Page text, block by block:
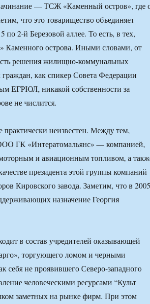
— ТСЖ «Каменный остров», где
что это товарищество объединяет
2-й Березовой аллее. То есть, в тех,
Каменного острова. Иными словами, от
решения жилищно-коммунальных
как спикер Совета Федерации
ЕГРЮЛ, никакой собственности за
не числится.
практически неизвестен. Между тем,
ГК «Интератомальянс» — компанией,
моторным и авиационным топливом, а
президента этой группы компаний
Кировского завода. Заметим, что в 2005
назначение Георгия
в состав учредителей оказывающей
торгующего ломом и черными
не проявившего Северо-западного
человеческими ресурсами “Культ
заметных на рынке фирм. При этом